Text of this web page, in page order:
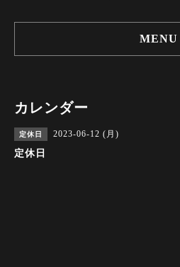
MENU
カレンダー
定休日 2023-06-12 (月)
定休日